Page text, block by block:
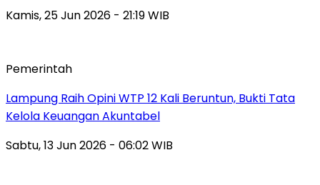
Kamis, 25 Jun 2026 - 21:19 WIB
Pemerintah
Lampung Raih Opini WTP 12 Kali Beruntun, Bukti Tata
Kelola Keuangan Akuntabel
Sabtu, 13 Jun 2026 - 06:02 WIB